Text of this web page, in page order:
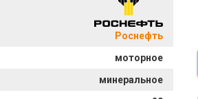
Роснефть
моторное
минеральное